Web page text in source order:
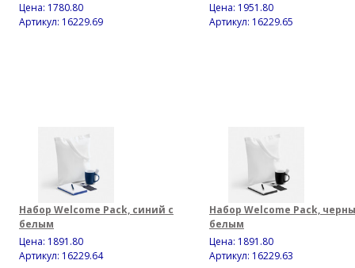
Цена: 1780.80
Артикул: 16229.69
Цена: 1951.80
Артикул: 16229.65
Набор Welcome Pack, синий с
белым
Цена: 1891.80
Артикул: 16229.64
Набор Welcome Pack,
белым
Цена: 1891.80
Артикул: 16229.63